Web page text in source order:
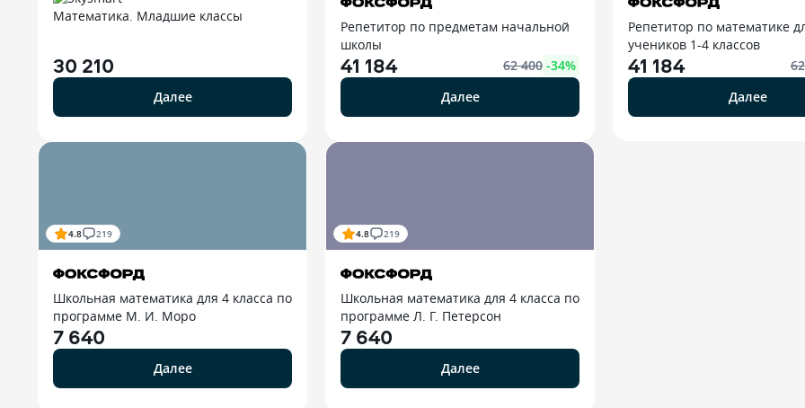
Математика. Младшие классы
30 210
Далее
Репетитор по предметам начальной
школы
41 184 62 400 -34%
Далее
Репетитор по математике
учеников 1-4 классов
41 184
Далее
4.8 219
Школьная математика для 4 класса по
программе М. И. Моро
7 640
Далее
4.8 219
Школьная математика для 4 класса по
программе Л. Г. Петерсон
7 640
Далее